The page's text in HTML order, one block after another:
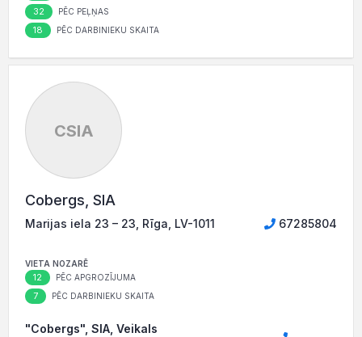
32 PĒC PEĻŅAS
18 PĒC DARBINIEKU SKAITA
CSIA
Cobergs, SIA
Marijas iela 23 – 23, Rīga, LV-1011 67285804
VIETA NOZARĒ
12 PĒC APGROZĪJUMA
7 PĒC DARBINIEKU SKAITA
"Cobergs", SIA, Veikals